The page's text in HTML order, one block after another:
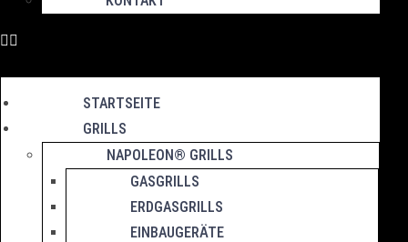
STARTSEITE
GRILLS
NAPOLEON® GRILLS
GASGRILLS
ERDGASGRILLS
EINBAUGERÄTE